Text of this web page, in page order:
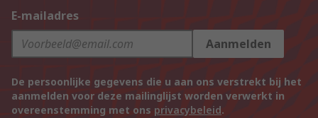
E-mailadres
Aanmelden
De persoonlijke gegevens die u aan ons verstrekt bij het
aanmelden voor deze mailinglijst worden verwerkt in
overeenstemming met ons privacybeleid.